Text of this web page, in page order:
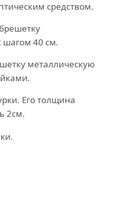
средством.
шагом 40 см.
металлическую
Его толщина
2см.